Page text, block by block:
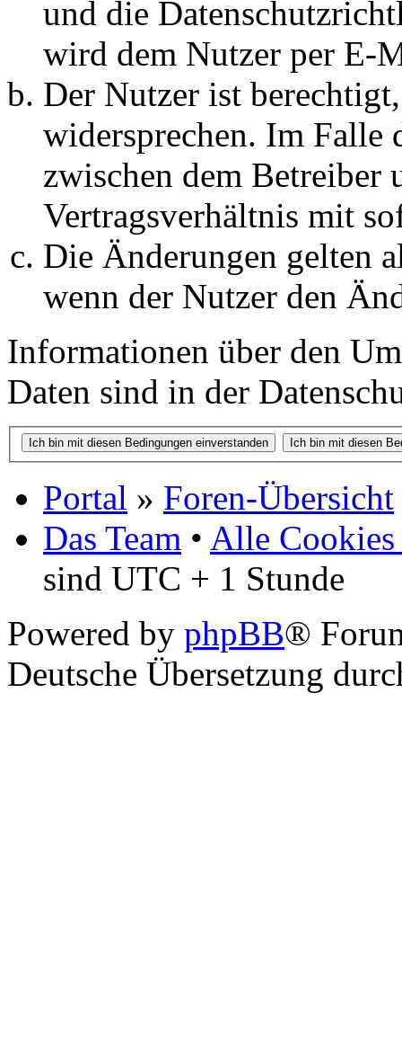
und die
wird dem Nutzer per E-
Der Nutzer ist
widersprechen. Im Falle
zwischen dem Betreiber
Vertragsverhältnis mit
Die Änderungen gelten
wenn der Nutzer den
Informationen über den
Daten sind in der
Portal » Foren-Übersicht
Das Team • Alle Cookies
sind UTC + 1 Stunde
Powered by phpBB®
Deutsche Übersetzung